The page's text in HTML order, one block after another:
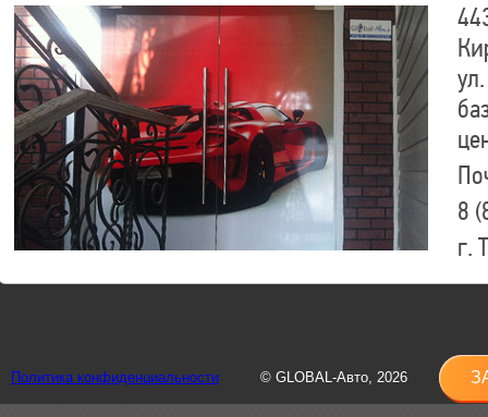
8
г.
8
Политика конфиденциальности © GLOBAL-Авто, 2026